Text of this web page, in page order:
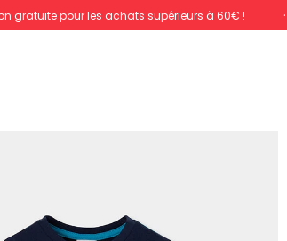
gratuite pour les achats supérieurs à 60€ !